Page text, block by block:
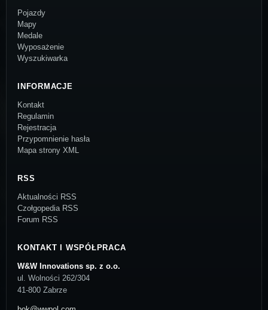
Pojazdy
Mapy
Medale
Wyposażenie
Wyszukiwarka
INFORMACJE
Kontakt
Regulamin
Rejestracja
Przypomnienie hasła
Mapa strony XML
RSS
Aktualności RSS
Czołgopedia RSS
Forum RSS
KONTAKT I WSPÓŁPRACA
W&W Innovations sp. z o.o.
ul. Wolności 262/304
41-800 Zabrze